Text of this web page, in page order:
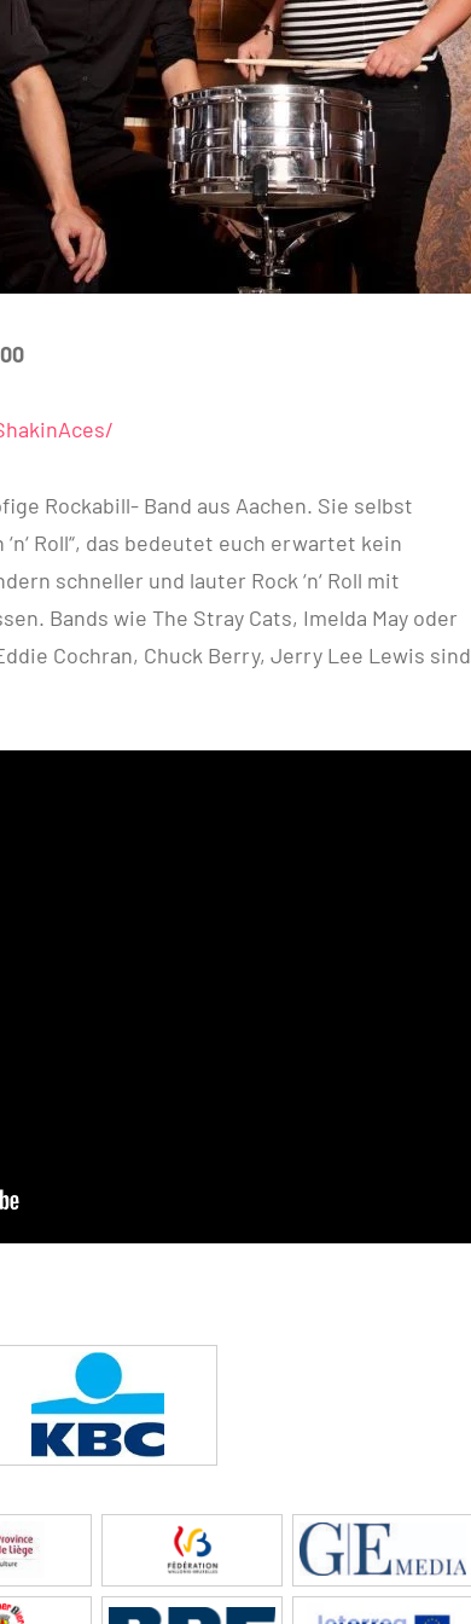
Rockabill- Band aus Aachen. Sie selbst
Roll“, das bedeutet euch erwartet kein
schneller und lauter Rock ‘n‘ Roll mit
Bands wie The Stray Cats, Imelda May oder
Cochran, Chuck Berry, Jerry Lee Lewis sind